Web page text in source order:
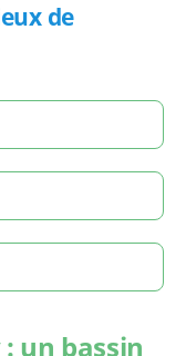
de
un bassin